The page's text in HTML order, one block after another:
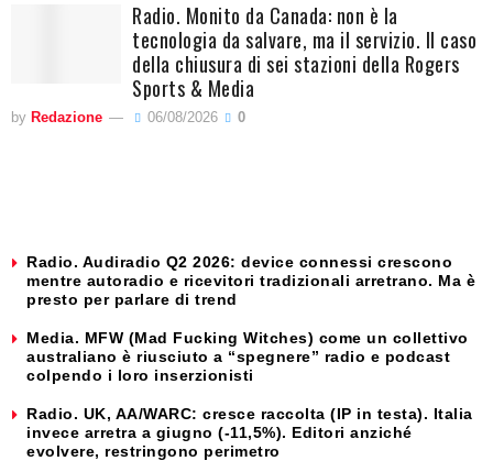
Radio. Monito da Canada: non è la
tecnologia da salvare, ma il servizio. Il caso
della chiusura di sei stazioni della Rogers
Sports & Media
by Redazione 06/08/2026 0
Radio. Audiradio Q2 2026: device connessi crescono
mentre autoradio e ricevitori tradizionali arretrano. Ma è
presto per parlare di trend
Media. MFW (Mad Fucking Witches) come un collettivo
australiano è riusciuto a “spegnere” radio e podcast
colpendo i loro inserzionisti
Radio. UK, AA/WARC: cresce raccolta (IP in testa). Italia
invece arretra a giugno (-11,5%). Editori anziché
evolvere, restringono perimetro